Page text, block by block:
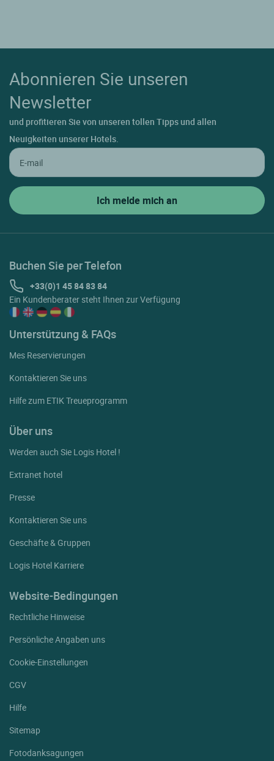
Abonnieren Sie unseren
Newsletter
und profitieren Sie von unseren tollen Tipps und allen
Neuigkeiten unserer Hotels.
Buchen Sie per Telefon
+33(0)1 45 84 83 84
Ein Kundenberater steht Ihnen zur Verfügung
Unterstützung & FAQs
Mes Reservierungen
Kontaktieren Sie uns
Hilfe zum ETIK Treueprogramm
Über uns
Werden auch Sie Logis Hotel !
Extranet hotel
Presse
Kontaktieren Sie uns
Geschäfte & Gruppen
Logis Hotel Karriere
Website-Bedingungen
Rechtliche Hinweise
Persönliche Angaben uns
Cookie-Einstellungen
CGV
Hilfe
Sitemap
Fotodanksagungen